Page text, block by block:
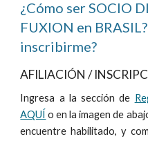
¿Cómo ser SOCIO
FUXION en
inscribirme?
AFILIACIÓN /
Ingresa a la sección de
AQUÍ o en la imagen de
encuentre habilitado, y